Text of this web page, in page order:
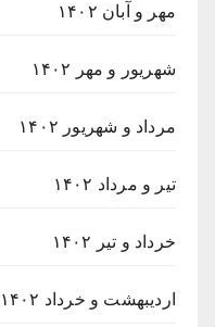
مهر و آبان ۱۴۰۲
شهریور و مهر ۱۴۰۲
مرداد و شهریور ۱۴۰۲
تیر و مرداد ۱۴۰۲
خرداد و تیر ۱۴۰۲
اردیبهشت و خرداد ۱۴۰۲